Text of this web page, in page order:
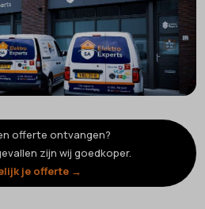
offerte ontvangen?
zijn wij goedkoper.
je offerte →